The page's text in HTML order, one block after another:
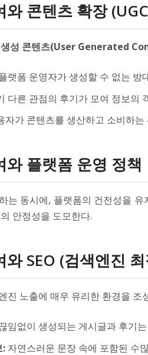
콘텐츠 확장
생성 콘텐츠(User Generated
랫폼 운영자가 생성할 수 없는 방
다른 관점의 후기가 모여 정보의
자가 콘텐츠를 생산하고 소비하는
와 플랫폼 운영 정책
는 동시에, 플랫폼의 건전성을
안정성을 도모한다.
SEO (검색엔진
진 노출에 매우 유리한 환경을 조
임없이 생성되는 게시글과 후기
: 자연스러운 문장 속에 포함된 수